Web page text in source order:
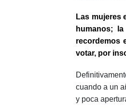
Las mujeres
humanos;
recordemos
votar, por
cuando a un
y poca